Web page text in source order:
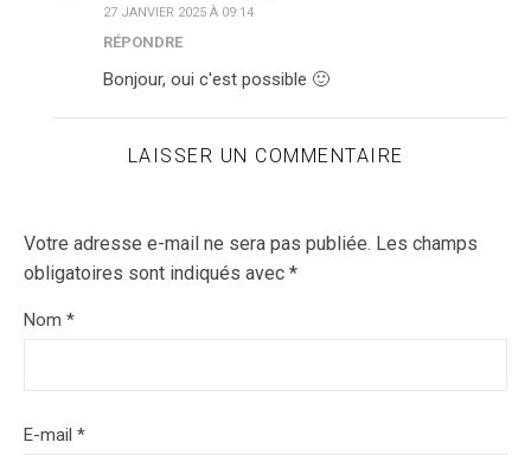
27 JANVIER 2025 À 09:14
RÉPONDRE
Bonjour, oui c'est possible 🙂
LAISSER UN COMMENTAIRE
Votre adresse e-mail ne sera pas publiée. Les champs
obligatoires sont indiqués avec *
Nom *
E-mail *